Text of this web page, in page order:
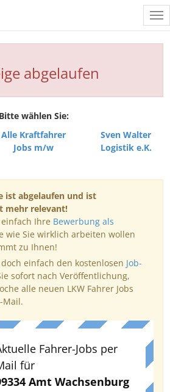
abgelaufen
Bitte wählen Sie:
Alle Kraftfahrer
Jobs m/w
Sven Walter
Logistik e.K.
ist abgelaufen und ist
mehr relevant!
Ihre Bewerbung als
wie Sie wirklich arbeiten wollen
zu Ihnen!
einfach den kostenlosen Job-
sofort nach Veröffentlichung,
alle neuen LKW Fahrer Jobs
Mail.
Fahrer-Jobs per
für
Amt Wachsenburg